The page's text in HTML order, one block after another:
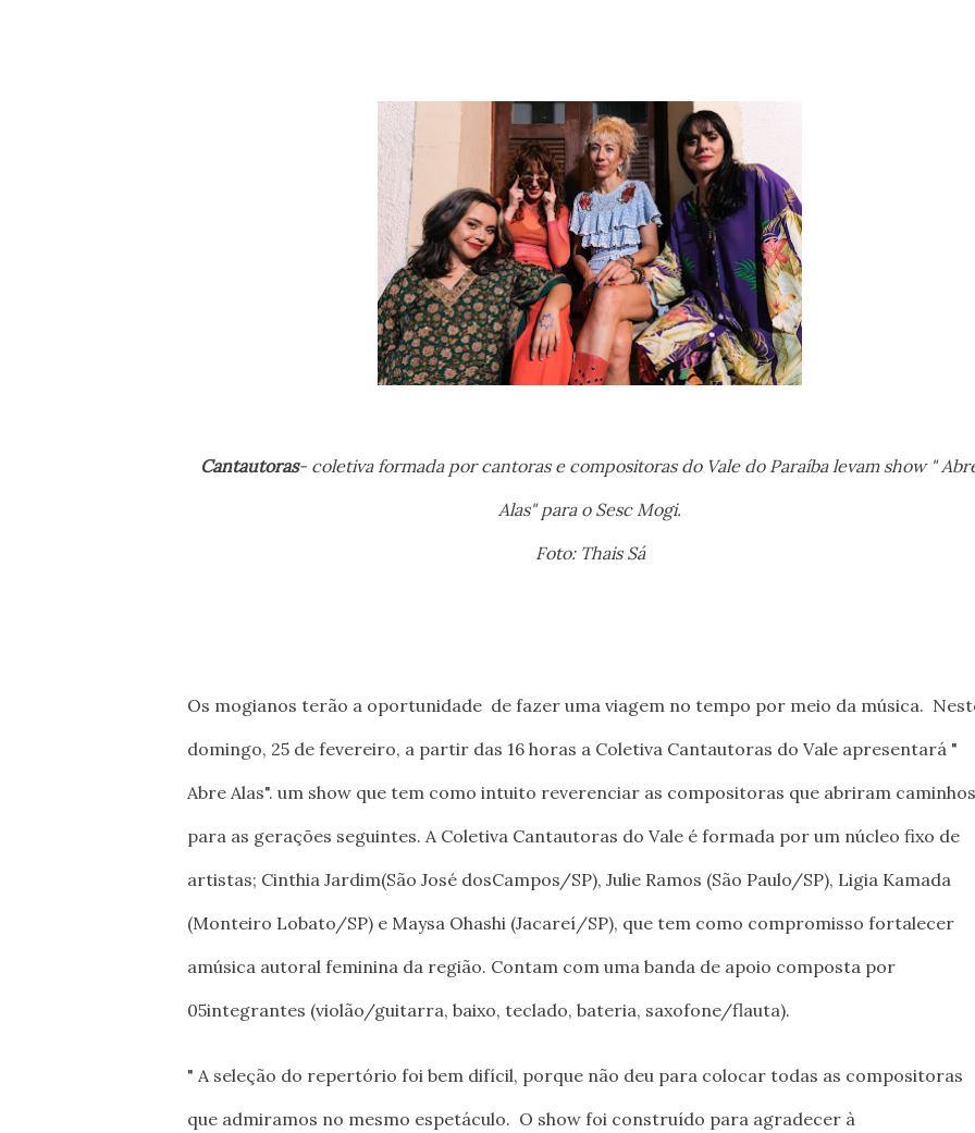
Cantautoras- coletiva formada por cantoras e compositoras do Vale do Paraíba levam show "
Alas" para o Sesc Mogi.
Foto: Thais Sá
Os mogianos terão a oportunidade de fazer uma viagem no tempo por meio da música.
domingo, 25 de fevereiro, a partir das 16 horas a Coletiva Cantautoras do Vale apresentará "
Abre Alas". um show que tem como intuito reverenciar as compositoras que abriram caminhos
para as gerações seguintes. A Coletiva Cantautoras do Vale é formada por um núcleo fixo de
artistas; Cinthia Jardim(São José dosCampos/SP), Julie Ramos (São Paulo/SP), Ligia Kamada
(Monteiro Lobato/SP) e Maysa Ohashi (Jacareí/SP), que tem como compromisso fortalecer
amúsica autoral feminina da região. Contam com uma banda de apoio composta por
05integrantes (violão/guitarra, baixo, teclado, bateria, saxofone/flauta).
" A seleção do repertório foi bem difícil, porque não deu para colocar todas as compositoras
que admiramos no mesmo espetáculo. O show foi construído para agradecer à